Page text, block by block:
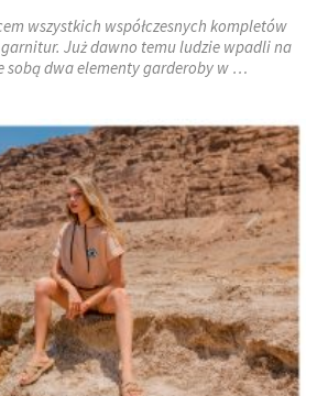
wszystkich współczesnych kompletów
Już dawno temu ludzie wpadli na
sobą dwa elementy garderoby w …